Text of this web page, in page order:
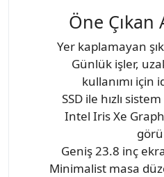
Öne
Yer kaplamayan
Günlük işler,
kullanımı için
SSD ile hızlı
Intel Iris Xe
Geniş 23.8 inç
Minimalist masa